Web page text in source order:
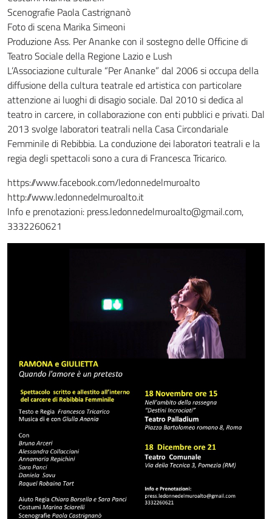
Scenografie Paola Castrignanò
Foto di scena Marika Simeoni
Produzione Ass. Per Ananke con il sostegno delle Officine di
Teatro Sociale della Regione Lazio e Lush
L’Associazione culturale “Per Ananke” dal 2006 si occupa della
diffusione della cultura teatrale ed artistica con particolare
attenzione ai luoghi di disagio sociale. Dal 2010 si dedica al
teatro in carcere, in collaborazione con enti pubblici e privati. Dal
2013 svolge laboratori teatrali nella Casa Circondariale
Femminile di Rebibbia. La conduzione dei laboratori teatrali e la
regia degli spettacoli sono a cura di Francesca Tricarico.
https://www.facebook.com/ledonnedelmuroalto
http://www.ledonnedelmuroalto.it
Info e prenotazioni: press.ledonnedelmuroalto@gmail.com,
3332260621